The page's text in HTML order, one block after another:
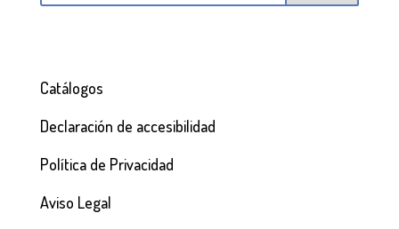
Catálogos
Declaración de accesibilidad
Política de Privacidad
Aviso Legal